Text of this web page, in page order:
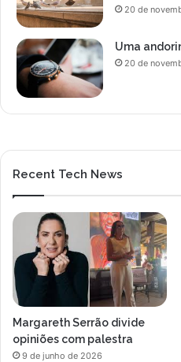
20 de
Uma
20 de
Recent Tech News
Margareth Serrão divide
opiniões com palestra
9 de junho de 2026